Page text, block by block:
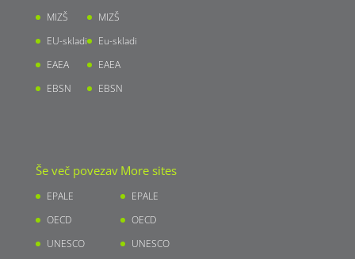
MIZŠ
EU-skladi
EAEA
EBSN
MIZŠ
Eu-skladi
EAEA
EBSN
Še več povezav
EPALE
OECD
UNESCO
More sites
EPALE
OECD
UNESCO